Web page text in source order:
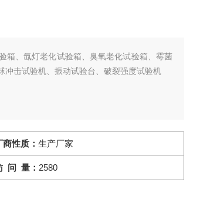
箱、氙灯老化试验箱、臭氧老化试验箱、霉菌
冲击试验机、振动试验台、破裂强度试验机
商性质： 生产厂家
问 量： 2580